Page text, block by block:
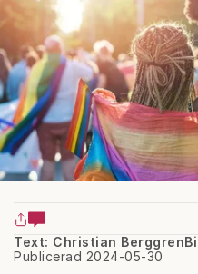
Text: Christian Berggren
Publicerad 2024-05-30